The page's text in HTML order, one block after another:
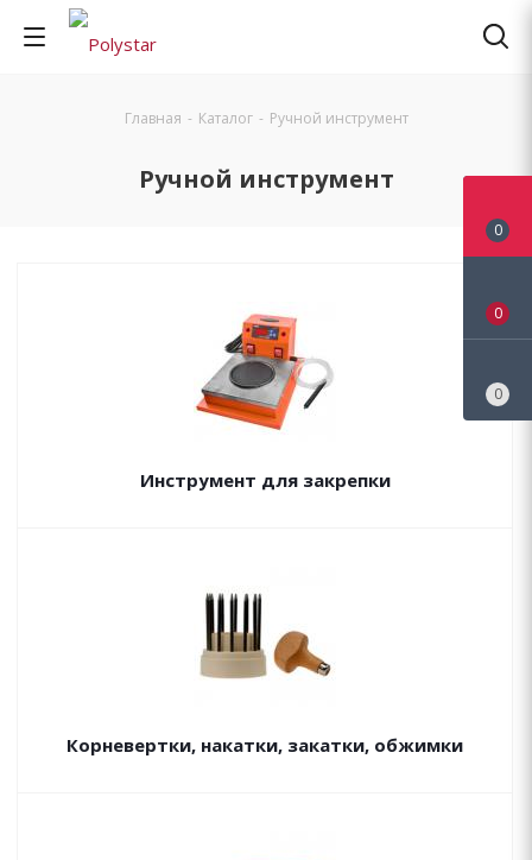
Главная - Каталог - Ручной инструмент
Ручной инструмент
Инструмент для закрепки
Корневертки, накатки, закатки, обжимки
0
0
0